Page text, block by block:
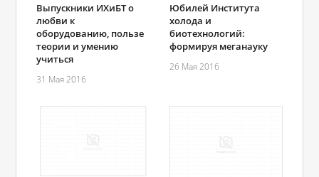
Выпускники ИХиБТ о
любви к
оборудованию, пользе
теории и умению
учиться
31 Мая 2016
Юбилей Института
холода и
биотехнологий:
формируя меганауку
26 Мая 2016